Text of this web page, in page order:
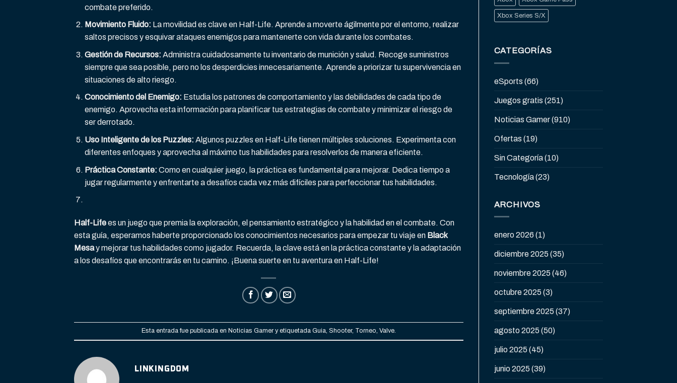
combate preferido.
Movimiento Fluido: La movilidad es clave en Half-Life. Aprende a moverte ágilmente por el entorno, realizar
saltos precisos y esquivar ataques enemigos para mantenerte con vida durante los combates.
Gestión de Recursos: Administra cuidadosamente tu inventario de munición y salud. Recoge suministros
siempre que sea posible, pero no los desperdicies innecesariamente. Aprende a priorizar tu supervivencia en
situaciones de alto riesgo.
Conocimiento del Enemigo: Estudia los patrones de comportamiento y las debilidades de cada tipo de
enemigo. Aprovecha esta información para planificar tus estrategias de combate y minimizar el riesgo de
ser derrotado.
Uso Inteligente de los Puzzles: Algunos puzzles en Half-Life tienen múltiples soluciones. Experimenta con
diferentes enfoques y aprovecha al máximo tus habilidades para resolverlos de manera eficiente.
Práctica Constante: Como en cualquier juego, la práctica es fundamental para mejorar. Dedica tiempo a
jugar regularmente y enfrentarte a desafíos cada vez más difíciles para perfeccionar tus habilidades.
Half-Lifees un juego que premia la exploración, el pensamiento estratégico y la habilidad en el combate. Con
esta guía, esperamos haberte proporcionado los conocimientos necesarios para empezar tu viaje en Black
Mesay mejorar tus habilidades como jugador. Recuerda, la clave está en la práctica constante y la adaptación
a los desafíos que encontrarás en tu camino. ¡Buena suerte en tu aventura en Half-Life!
Esta entrada fue publicada en Noticias Gamery etiquetada Guia, Shooter, Torneo, Valve.
LINKINGDOM
Xbox Series S/X
CATEGORÍAS
eSports (66)
Juegos gratis (251)
Noticias Gamer(910)
Ofertas (19)
Sin Categoría(10)
Tecnología(23)
ARCHIVOS
enero 2026 (1)
diciembre 2025 (35)
noviembre 2025 (46)
octubre 2025 (3)
septiembre 2025 (37)
agosto 2025 (50)
julio 2025 (45)
junio 2025 (39)